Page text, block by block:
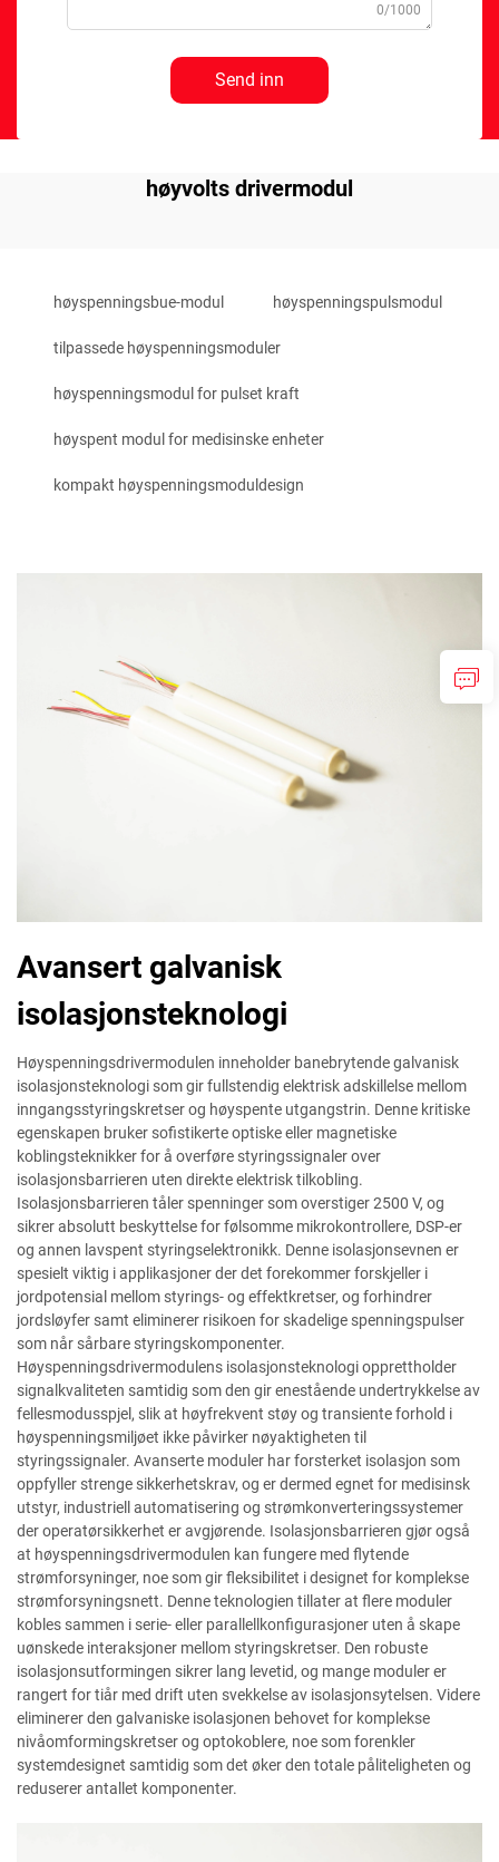
0/1000
Send inn
høyvolts drivermodul
høyspenningsbue-modul høyspenningspulsmodul
tilpassede høyspenningsmoduler
høyspenningsmodul for pulset kraft
høyspent modul for medisinske enheter
kompakt høyspenningsmoduldesign
Avansert galvanisk
isolasjonsteknologi
Høyspenningsdrivermodulen inneholder banebrytende galvanisk
isolasjonsteknologi som gir fullstendig elektrisk adskillelse mellom
inngangsstyringskretser og høyspente utgangstrin. Denne kritiske
egenskapen bruker sofistikerte optiske eller magnetiske
koblingsteknikker for å overføre styringssignaler over
isolasjonsbarrieren uten direkte elektrisk tilkobling.
Isolasjonsbarrieren tåler spenninger som overstiger 2500 V, og
sikrer absolutt beskyttelse for følsomme mikrokontrollere, DSP-er
og annen lavspent styringselektronikk. Denne isolasjonsevnen er
spesielt viktig i applikasjoner der det forekommer forskjeller i
jordpotensial mellom styrings- og effektkretser, og forhindrer
jordsløyfer samt eliminerer risikoen for skadelige spenningspulser
som når sårbare styringskomponenter.
Høyspenningsdrivermodulens isolasjonsteknologi opprettholder
signalkvaliteten samtidig som den gir enestående undertrykkelse av
fellesmodusspjel, slik at høyfrekvent støy og transiente forhold i
høyspenningsmiljøet ikke påvirker nøyaktigheten til
styringssignaler. Avanserte moduler har forsterket isolasjon som
oppfyller strenge sikkerhetskrav, og er dermed egnet for medisinsk
utstyr, industriell automatisering og strømkonverteringssystemer
der operatørsikkerhet er avgjørende. Isolasjonsbarrieren gjør også
at høyspenningsdrivermodulen kan fungere med flytende
strømforsyninger, noe som gir fleksibilitet i designet for komplekse
strømforsyningsnett. Denne teknologien tillater at flere moduler
kobles sammen i serie- eller parallellkonfigurasjoner uten å skape
uønskede interaksjoner mellom styringskretser. Den robuste
isolasjonsutformingen sikrer lang levetid, og mange moduler er
rangert for tiår med drift uten svekkelse av isolasjonsytelsen. Videre
eliminerer den galvaniske isolasjonen behovet for komplekse
nivåomformingskretser og optokoblere, noe som forenkler
systemdesignet samtidig som det øker den totale påliteligheten og
reduserer antallet komponenter.